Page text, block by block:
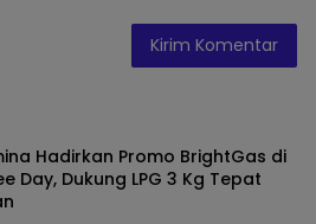
Hadirkan Promo BrightGas di
Day, Dukung LPG 3 Kg Tepat